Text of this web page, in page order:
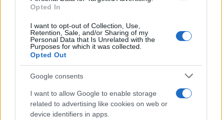
Opted In
I want to opt-out of Collection, Use,
Retention, Sale, and/or Sharing of my
Personal Data that Is Unrelated with the
Purposes for which it was collected.
Opted Out
Google consents
I want to allow Google to enable storage
related to advertising like cookies on web or
device identifiers in apps.